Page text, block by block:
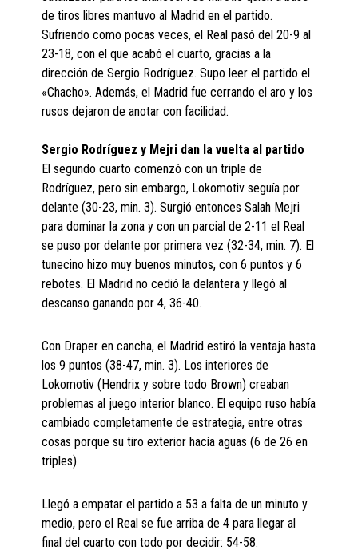
de tiros libres mantuvo al Madrid en el partido.
Sufriendo como pocas veces, el Real pasó del 20-9 al
23-18, con el que acabó el cuarto, gracias a la
dirección de Sergio Rodríguez. Supo leer el partido el
«Chacho». Además, el Madrid fue cerrando el aro y los
rusos dejaron de anotar con facilidad.
Sergio Rodríguez y Mejri dan la vuelta al partido
El segundo cuarto comenzó con un triple de
Rodríguez, pero sin embargo, Lokomotiv seguía por
delante (30-23, min. 3). Surgió entonces Salah Mejri
para dominar la zona y con un parcial de 2-11 el Real
se puso por delante por primera vez (32-34, min. 7). El
tunecino hizo muy buenos minutos, con 6 puntos y 6
rebotes. El Madrid no cedió la delantera y llegó al
descanso ganando por 4, 36-40.
Con Draper en cancha, el Madrid estiró la ventaja hasta
los 9 puntos (38-47, min. 3). Los interiores de
Lokomotiv (Hendrix y sobre todo Brown) creaban
problemas al juego interior blanco. El equipo ruso había
cambiado completamente de estrategia, entre otras
cosas porque su tiro exterior hacía aguas (6 de 26 en
triples).
Llegó a empatar el partido a 53 a falta de un minuto y
medio, pero el Real se fue arriba de 4 para llegar al
final del cuarto con todo por decidir: 54-58.